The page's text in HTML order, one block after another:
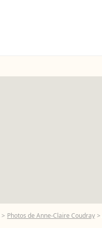
Photos de Anne-Claire Coudray